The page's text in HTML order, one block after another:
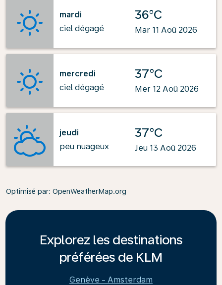
mardi
ciel dégagé
36°C
Mar 11 Aoû 2026
mercredi
ciel dégagé
37°C
Mer 12 Aoû 2026
jeudi
peu nuageux
37°C
Jeu 13 Aoû 2026
Optimisé par: OpenWeatherMap.org
Explorez les destinations
préférées de KLM
Genève - Amsterdam